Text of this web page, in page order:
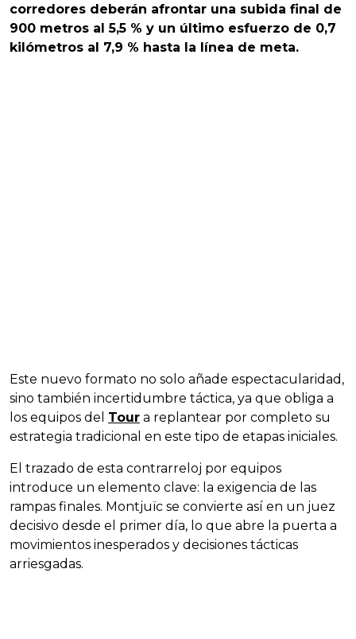
corredores deberán afrontar una subida final de
900 metros al 5,5 % y un último esfuerzo de 0,7
kilómetros al 7,9 % hasta la línea de meta.
Este nuevo formato no solo añade espectacularidad,
sino también incertidumbre táctica, ya que obliga a
los equipos del Tour a replantear por completo su
estrategia tradicional en este tipo de etapas iniciales.
El trazado de esta contrarreloj por equipos
introduce un elemento clave: la exigencia de las
rampas finales. Montjuïc se convierte así en un juez
decisivo desde el primer día, lo que abre la puerta a
movimientos inesperados y decisiones tácticas
arriesgadas.